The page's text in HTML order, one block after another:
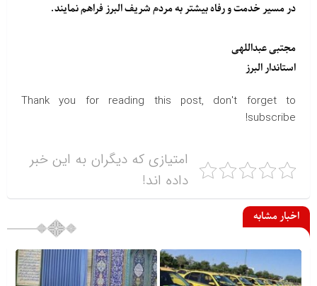
در مسیر خدمت و رفاه بیشتر به مردم شریف البرز فراهم نمایند.
مجتبی عبداللهی
استاندار البرز
Thank you for reading this post, don't forget to
subscribe!
امتیازی که دیگران به این خبر
داده اند!
اخبار مشابه